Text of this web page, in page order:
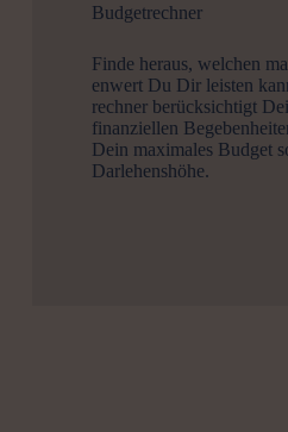
Budgetrechner
Finde heraus, welchen
enwert Du Dir leisten
rechner berück­sichtigt
finan­zi­ellen
Dein maximales Budget
Darle­henshöhe.